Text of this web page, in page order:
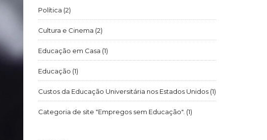
Política (2)
Cultura e Cinema (2)
Educação em Casa (1)
Educação (1)
Custos da Educação Universitária nos Estados Unidos (1)
Categoria de site "Empregos sem Educação". (1)